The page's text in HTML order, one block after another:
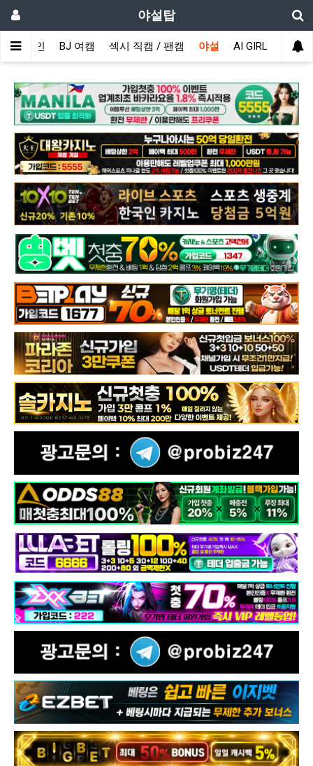
야설탑
메인 BJ 여캠 섹시 직캠 / 팬캠 야설 AI GIRL